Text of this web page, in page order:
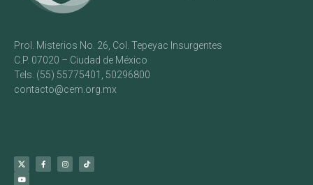
Prol. Misterios No. 26, Col. Tepeyac Insurgentes
C.P. 07020 – Ciudad de México
Tels. (55) 55775401, 50296800
contacto@cem.org.mx